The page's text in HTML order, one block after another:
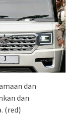
dan
dan
(red)